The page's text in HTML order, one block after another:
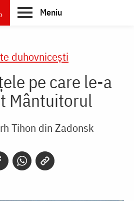
Meniu
duhovnicești
pe care le-a
Mântuitorul
Tihon din Zadonsk